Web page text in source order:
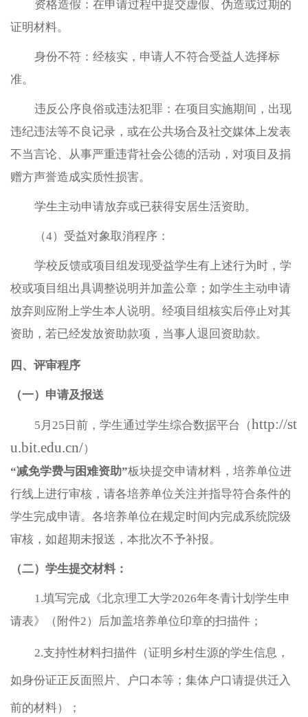
资格造假：在申请过程中提交虚假、伪造或过期的
证明材料。
身份不符：经核实，申请人不符合受益人选择标
准。
违反公序良俗或违法犯罪：在项目实施期间，出现
违纪违法等不良记录，或在公共场合及社交媒体上发表
不当言论、从事严重违背社会公德的活动，对项目及捐
赠方声誉造成实质性损害。
学生主动申请放弃或已获得安居生活资助。
（4）受益对象取消程序：
学校反馈或项目组发现受益学生有上述行为时，学
校或项目组出具调整说明并加盖公章；如学生主动申请
放弃则应附上学生本人说明。经项目组核实后停止对其
资助，若已经发放资助款项，当事人退回资助款。
四、 评审程序
（一） 申请及报送
5月25日前，学生通过学生综合数据平台（http://st
u.bit.edu.cn/）
“减免学费与困难资助”板块提交申请材料，培养单位进
行线上进行审核，请各培养单位关注并指导符合条件的
学生完成申请。各培养单位在规定时间内完成系统院级
审核，如超期未报送，本批次不予补报。
（二）学生提交材料：
1.填写完成《北京理工大学2026年冬青计划学生申
请表》（附件2）后加盖培养单位印章的扫描件；
2.支持性材料扫描件（证明乡村生源的学生信息，
如身份证正反面照片、户口本等；集体户口请提供迁入
前的材料）；